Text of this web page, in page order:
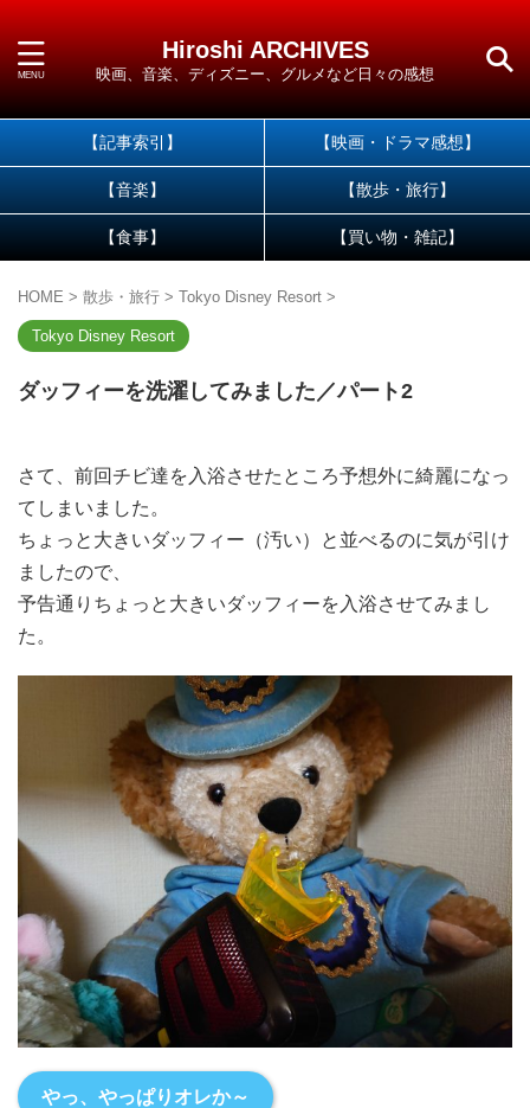
Hiroshi ARCHIVES
映画、音楽、ディズニー、グルメなど日々の感想
【記事索引】 【映画・ドラマ感想】
【音楽】 【散歩・旅行】
【食事】 【買い物・雑記】
HOME > 散歩・旅行 > Tokyo Disney Resort >
Tokyo Disney Resort
ダッフィーを洗濯してみました／パート2
さて、前回チビ達を入浴させたところ予想外に綺麗になっ
てしまいました。
ちょっと大きいダッフィー（汚い）と並べるのに気が引け
ましたので、
予告通りちょっと大きいダッフィーを入浴させてみまし
た。
やっ、やっぱりオレか～